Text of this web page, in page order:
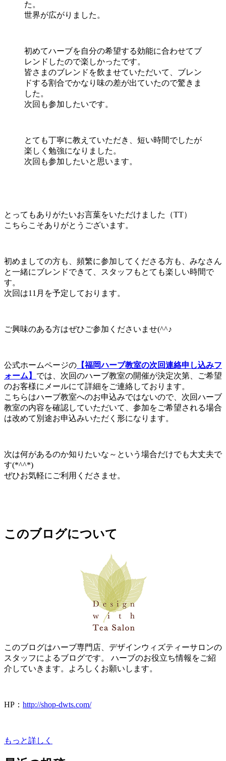
た。
世界が広がりました。
初めてハーブを自分の希望する効能に合わせてブ
レンドしたので楽しかったです。
皆さまのブレンドを飲ませていただいて、ブレン
ドする割合でかなり味の差が出ていたので驚きま
した。
次回も参加したいです。
とても丁寧に教えていただき、短い時間でしたが
楽しく勉強になりました。
次回も参加したいと思います。
とってもありがたいお言葉をいただけました（TT）
こちらこそありがとうございます。
初めましての方も、頻繁に参加してくださる方も、みなさん
と一緒にブレンドできて、スタッフもとても楽しい時間で
す。
次回は11月を予定しております。
ご興味のある方はぜひご参加くださいませ(^^♪
公式ホームページの 【福岡ハーブ教室の次回連絡申し込みフ
ォーム】 では、次回のハーブ教室の開催が決定次第、ご希望
のお客様にメールにて詳細をご連絡しております。
こちらはハーブ教室へのお申込みではないので、次回ハーブ
教室の内容を確認していただいて、参加をご希望される場合
は改めて別途お申込みいただく形になります。
次は何があるのか知りたいな～という場合だけでも大丈夫で
す(*^^*)
ぜひお気軽にご利用くださませ。
このブログについて
このブログはハーブ専門店、デザインウィズティーサロンの
スタッフによるブログです。 ハーブのお役立ち情報をご紹
介していきます。よろしくお願いします。
HP： http://shop-dwts.com/
もっと詳しく